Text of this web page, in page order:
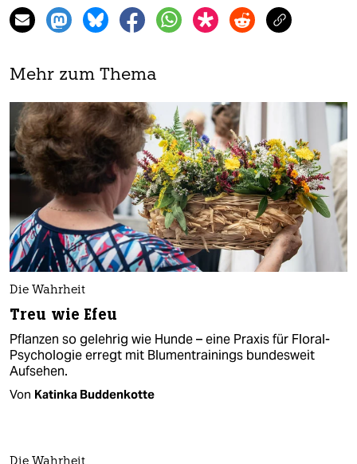
Mehr zum Thema
Die Wahrheit
Treu wie Efeu
Pflanzen so gelehrig wie Hunde – eine Praxis für Floral-
Psychologie erregt mit Blumentrainings bundesweit
Aufsehen.
Von Katinka Buddenkotte